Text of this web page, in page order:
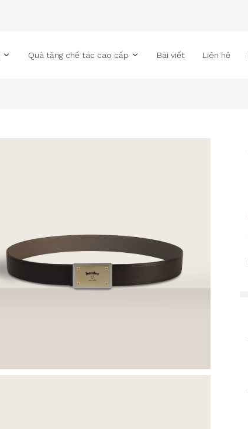
Quà tặng chế tác cao cấp Bài viết Liên hệ